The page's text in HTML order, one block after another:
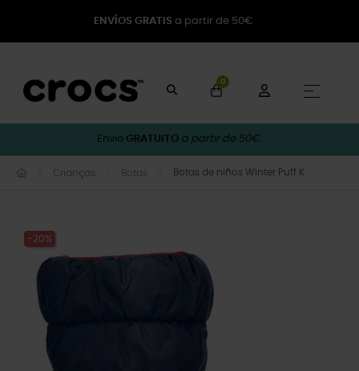
ENVÍOS GRATIS a partir de 50€
0
☰
Envio GRATUITO a partir de 50€.
Crianças Botas Botas de niños Winter Puff K
-20%